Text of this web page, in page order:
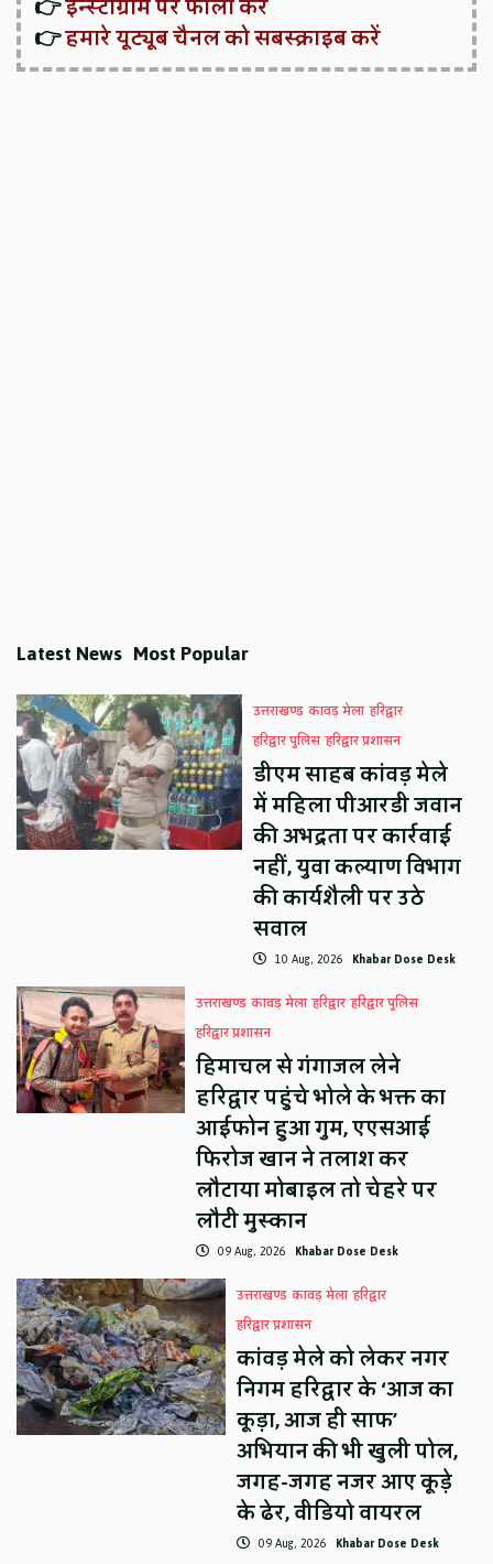
👉हमारे यूट्यूब चैनल को सबस्क्राइब करें
Latest News Most Popular
उत्तराखण्ड कावड़ मेला हरिद्वार
हरिद्वार पुलिस हरिद्वार प्रशासन
डीएम साहब कांवड़ मेले
में महिला पीआरडी जवान
की अभद्रता पर कार्रवाई
नहीं, युवा कल्याण विभाग
की कार्यशैली पर उठे
सवाल
10 Aug, 2026 Khabar Dose Desk
उत्तराखण्ड कावड़ मेला हरिद्वार हरिद्वार पुलिस
हरिद्वार प्रशासन
हिमाचल से गंगाजल लेने
हरिद्वार पहुंचे भोले के भक्त का
आईफोन हुआ गुम, एएसआई
फिरोज खान ने तलाश कर
लौटाया मोबाइल तो चेहरे पर
लौटी मुस्कान
09 Aug, 2026 Khabar Dose Desk
उत्तराखण्ड कावड़ मेला हरिद्वार
हरिद्वार प्रशासन
कांवड़ मेले को लेकर नगर
निगम हरिद्वार के ‘आज का
कूड़ा, आज ही साफ’
अभियान की भी खुली पोल,
जगह-जगह नजर आए कूड़े
के ढेर, वीडियो वायरल
09 Aug, 2026 Khabar Dose Desk